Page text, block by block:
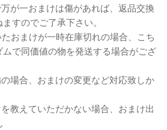
が一おまけは傷があれば、返品交換
すのでご了承下さい。
おまけが一時在庫切れの場合、こち
で同価値の物を発送する場合がござ
場合、おまけの変更など対応致しか
教えていただかない場合、おまけ出